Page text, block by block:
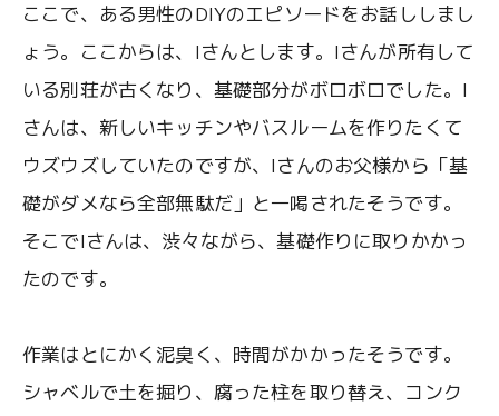
ここで、ある男性のDIYのエピソードをお話ししまし
ょう。ここからは、Iさんとします。Iさんが所有して
いる別荘が古くなり、基礎部分がボロボロでした。I
さんは、新しいキッチンやバスルームを作りたくて
ウズウズしていたのですが、Iさんのお父様から「基
礎がダメなら全部無駄だ」と一喝されたそうです。
そこでIさんは、渋々ながら、基礎作りに取りかかっ
たのです。
作業はとにかく泥臭く、時間がかかったそうです。
シャベルで土を掘り、腐った柱を取り替え、コンク